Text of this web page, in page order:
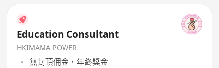
Education Consultant
HKIMAMA POWER
無封頂佣金，年終獎金